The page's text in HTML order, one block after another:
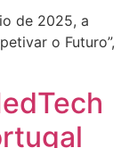
de 2025, a
o Futuro”,